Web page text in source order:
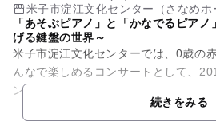
米子市淀江文化センター（さなめホ
「あそぶピアノ」と「かなでるピア
げる鍵盤の世界～
米子市淀江文化センターでは、0歳の
んなで楽しめるコンサートとして、
ンサート～音楽のおもちゃ箱～」を実
続きをみる